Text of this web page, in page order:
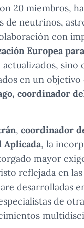
20 miembros,
de neutrinos,
con
Europea
sino
en un
coordinador
, coordinador
, la
mayor
reflejada en
desarrolladas
de